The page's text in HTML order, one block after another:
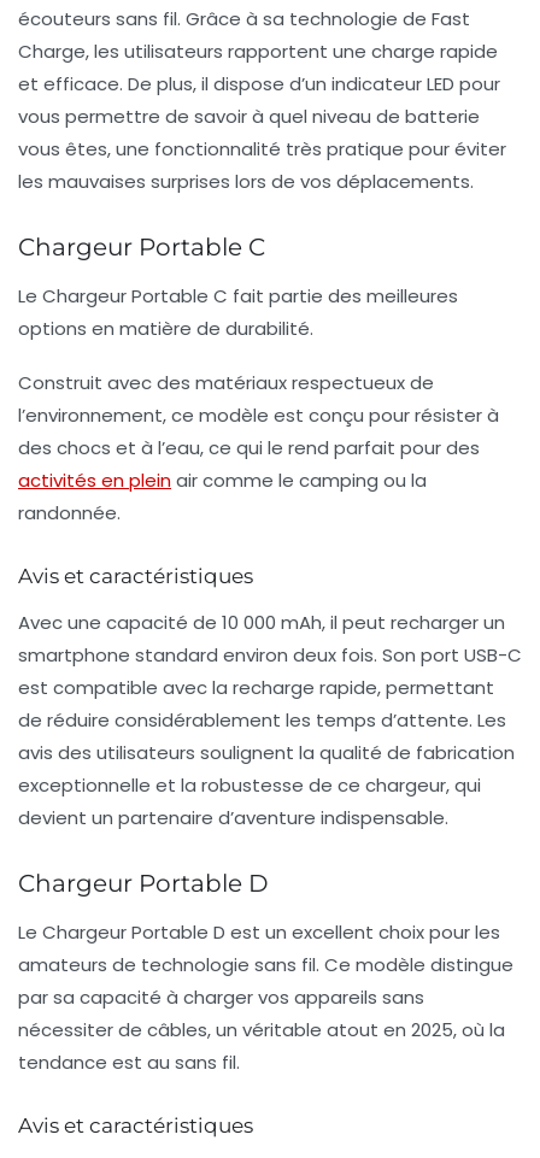
écouteurs sans fil. Grâce à sa technologie de Fast
Charge, les utilisateurs rapportent une charge rapide
et efficace. De plus, il dispose d’un indicateur LED pour
vous permettre de savoir à quel niveau de batterie
vous êtes, une fonctionnalité très pratique pour éviter
les mauvaises surprises lors de vos déplacements.
Chargeur Portable C
Le Chargeur Portable C fait partie des meilleures
options en matière de durabilité.
Construit avec des matériaux respectueux de
l’environnement, ce modèle est conçu pour résister à
des chocs et à l’eau, ce qui le rend parfait pour des
activités en pleinair comme le camping ou la
randonnée.
Avis et caractéristiques
Avec une capacité de 10 000 mAh, il peut recharger un
smartphone standard environ deux fois. Son port USB-C
est compatible avec la recharge rapide, permettant
de réduire considérablement les temps d’attente. Les
avis des utilisateurs soulignent la qualité de fabrication
exceptionnelle et la robustesse de ce chargeur, qui
devient un partenaire d’aventure indispensable.
Chargeur Portable D
Le Chargeur Portable D est un excellent choix pour les
amateurs de technologie sans fil. Ce modèle distingue
par sa capacité à charger vos appareils sans
nécessiter de câbles, un véritable atout en 2025, où la
tendance est au sans fil.
Avis et caractéristiques